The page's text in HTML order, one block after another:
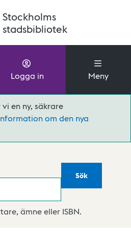
Stockholms
stadsbibliotek
Logga in Meny
en ny, säkrare
om den nya
Sök
ämne eller ISBN.